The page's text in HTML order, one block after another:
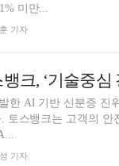
미만...
기자
한 AI 기반 신분증 진
기자